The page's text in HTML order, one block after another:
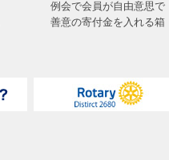
例会で会員が自由意思で
善意の寄付金を入れる箱